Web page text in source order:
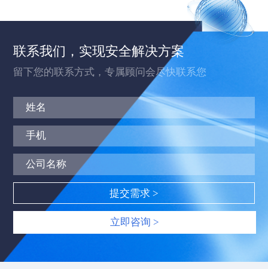
联系我们，实现安全解决方案
留下您的联系方式，专属顾问会尽快联系您
立即咨询 >